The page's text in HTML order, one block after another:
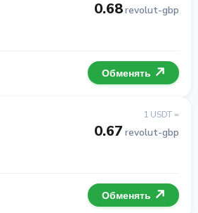
0.68revolut-gbp
Обменять
1 USDT =
0.67 revolut-gbp
Обменять